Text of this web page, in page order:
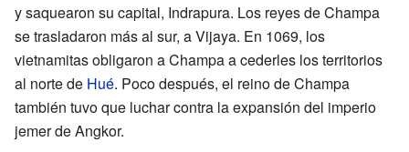
y saquearon su capital, Indrapura. Los reyes de Champa
se trasladaron más al sur, a Vijaya. En 1069, los
vietnamitas obligaron a Champa a cederles los territorios
al norte de Hué. Poco después, el reino de Champa
también tuvo que luchar contra la expansión del imperio
jemer de Angkor.